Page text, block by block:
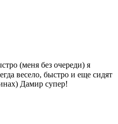
(меня без очереди) я
весело, быстро и еще сидят
Дамир супер!